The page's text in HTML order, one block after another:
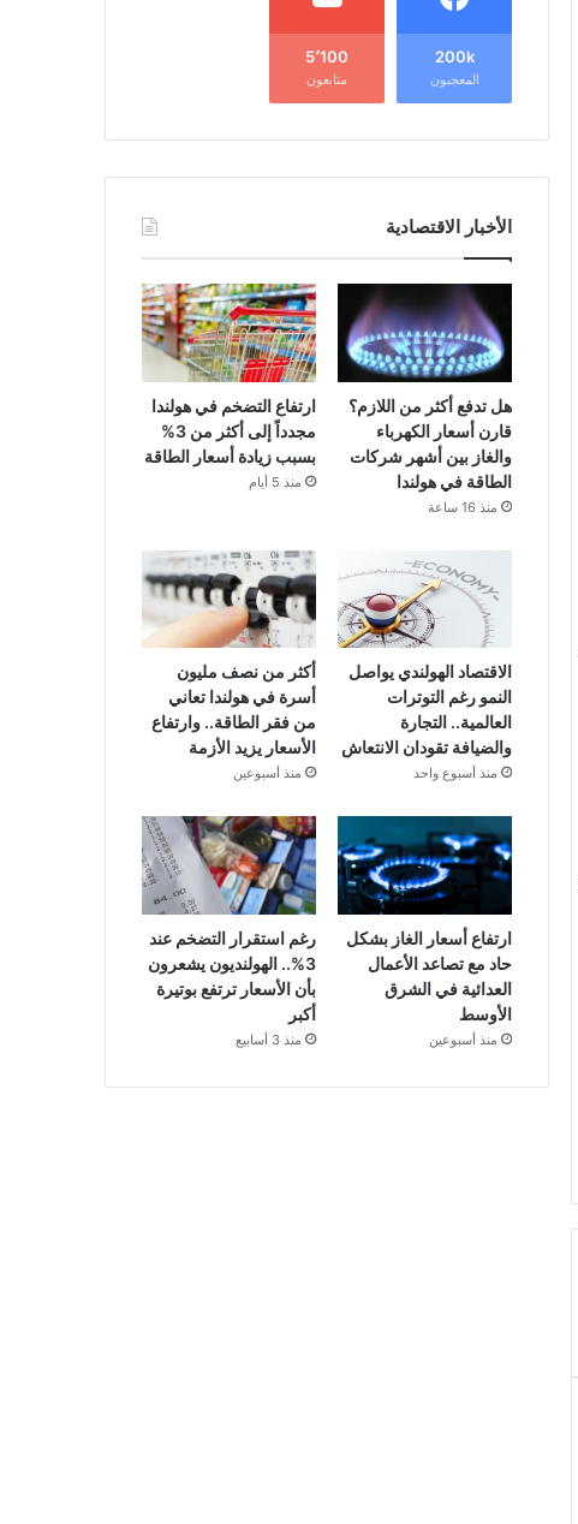
200k
المعجبون
5٬100
متابعون
الأخبار الاقتصادية
هل تدفع أكثر من اللازم؟
قارن أسعار الكهرباء
والغاز بين أشهر شركات
الطاقة في هولندا
منذ 16 ساعة
ارتفاع التضخم في هولندا
مجدداً إلى أكثر من 3%
بسبب زيادة أسعار الطاقة
منذ 5 أيام
الاقتصاد الهولندي يواصل
النمو رغم التوترات
العالمية.. التجارة
والضيافة تقودان الانتعاش
منذ أسبوع واحد
أكثر من نصف مليون
أسرة في هولندا تعاني
من فقر الطاقة.. وارتفاع
الأسعار يزيد الأزمة
منذ أسبوعين
ارتفاع أسعار الغاز بشكل
حاد مع تصاعد الأعمال
العدائية في الشرق
الأوسط
منذ أسبوعين
رغم استقرار التضخم عند
3%.. الهولنديون يشعرون
بأن الأسعار ترتفع بوتيرة
أكبر
منذ 3 أسابيع